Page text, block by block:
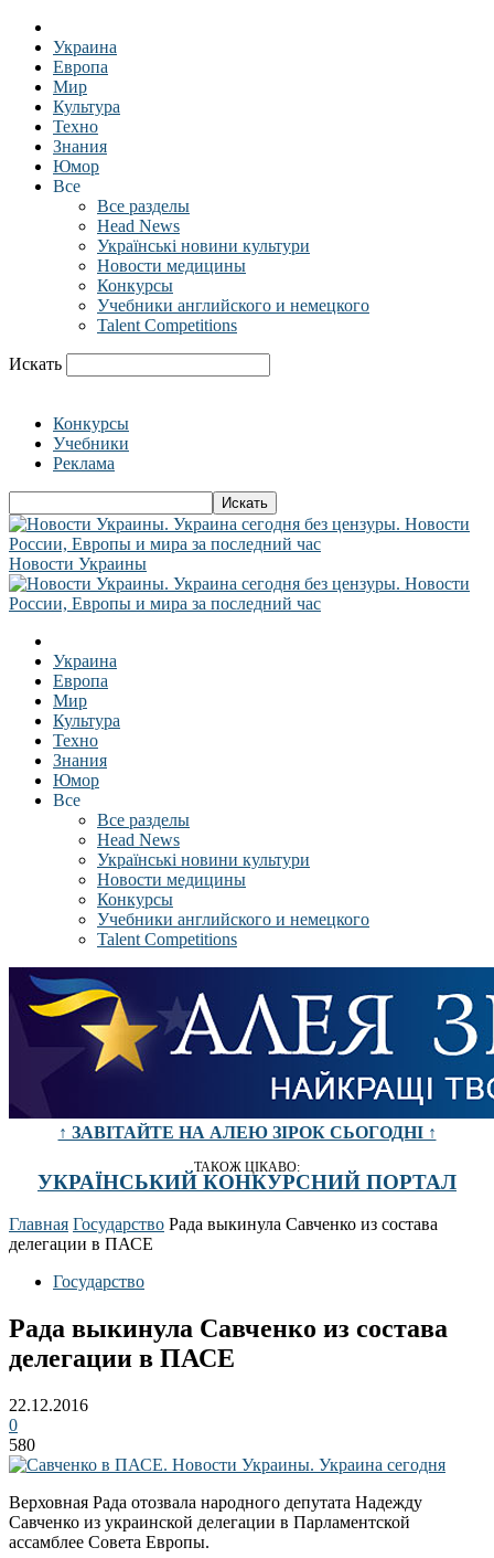
Украина
Европа
Мир
Культура
Техно
Знания
Юмор
Все
Все разделы
Head News
Українські новини культури
Новости медицины
Конкурсы
Учебники английского и немецкого
Talent Competitions
Искать
Конкурсы
Учебники
Реклама
Новости Украины
Украина
Европа
Мир
Культура
Техно
Знания
Юмор
Все
Все разделы
Head News
Українські новини культури
Новости медицины
Конкурсы
Учебники английского и немецкого
Talent Competitions
↑ ЗАВІТАЙТЕ НА АЛЕЮ ЗІРОК СЬОГОДНІ ↑
ТАКОЖ ЦІКАВО:
УКРАЇНСЬКИЙ КОНКУРСНИЙ ПОРТАЛ
Главная Государство Рада выкинула Савченко из состава
делегации в ПАСЕ
Государство
Рада выкинула Савченко из состава
делегации в ПАСЕ
22.12.2016
0
580
Верховная Рада отозвала народного депутата Надежду
Савченко из украинской делегации в Парламентской
ассамблее Совета Европы.